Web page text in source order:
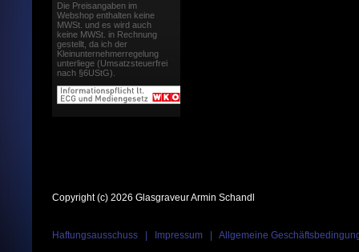
Die Preisangaben im
Webshop enthalten keine
MWSt. und es wird auch
keine MWSt. in Rechnung
gestellt, da ich der
Kleinunternehmerregelung
unterliege (Umsatzsteuerfrei
nach §6UStG).
Copyright (c) 2026 Glasgraveur Armin Schandl
Haftungsausschuss Impressum Allgemeine